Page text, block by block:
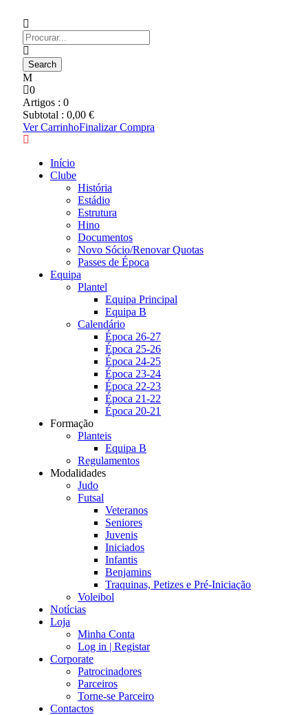
0
Artigos : 0
Subtotal : 0,00 €
Ver CarrinhoFinalizar Compra
Início
Clube
História
Estádio
Estrutura
Hino
Documentos
Novo Sócio/Renovar Quotas
Passes de Época
Equipa
Plantel
Equipa Principal
Equipa B
Calendário
Época 26-27
Época 25-26
Época 24-25
Época 23-24
Época 22-23
Época 21-22
Época 20-21
Formação
Planteis
Equipa B
Regulamentos
Modalidades
Judo
Futsal
Veteranos
Seniores
Juvenis
Iniciados
Infantis
Benjamins
Traquinas, Petizes e Pré-Iniciação
Voleibol
Notícias
Loja
Minha Conta
Log in | Registar
Corporate
Patrocinadores
Parceiros
Torne-se Parceiro
Contactos